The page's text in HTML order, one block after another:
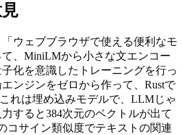
ウェブブラウザで使える便利なモ
、MiniLMから小さな文エンコー
化を意識したトレーニングを行っ
ンジンをゼロから作って、Rustで
れは埋め込みモデルで、LLMじゃ
すると384次元のベクトルが出て
コサイン類似度でテキストの関連